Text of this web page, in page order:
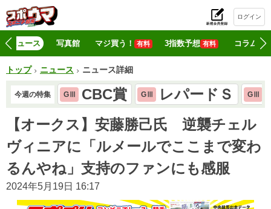
ログイン
ニュース 写真館 マジ買う！ 有料 3指数予想 有料 コラム
トップ ニュース ニュース詳細
今週の特集 GⅢ CBC賞 GⅢ レパードＳ GⅢ
【オークス】安藤勝己氏 逆襲チェル
ヴィニアに「ルメールでここまで変わ
るんやね」支持のファンにも感服
2024年5月19日 16:17